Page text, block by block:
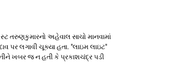
તરુણકુમારનો અહેવાલ સાચો માનવામાં
પર લગાવી ચૂક્યા હતા. "લાઇમ લાઇટ"
ખબર જ ન હતી કે પ્રકાશચંદ્ર પડી